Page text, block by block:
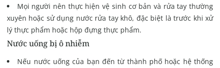
Mọi người nên thực hiện vệ sinh cơ bản và rửa tay thường
xuyên hoặc sử dụng nước rửa tay khô, đặc biệt là trước khi xử
lý thực phẩm hoặc hộp đựng thực phẩm.
Nước uống bị ô nhiễm
Nếu nước uống của bạn đến từ thành phố hoặc hệ thống